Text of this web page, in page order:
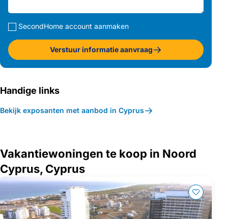
SecondHome account aanmaken
Verstuur informatie aanvraag
Handige links
Bekijk exposanten met aanbod in Cyprus
Vakantiewoningen te koop in Noord
Cyprus, Cyprus